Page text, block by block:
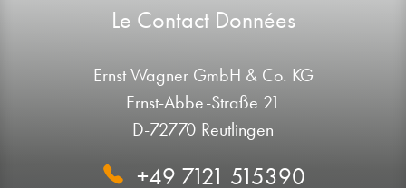
Le Contact Données
Ernst Wagner GmbH & Co. KG
Ernst-Abbe-Straße 21
D-72770 Reutlingen
+49 7121 515390